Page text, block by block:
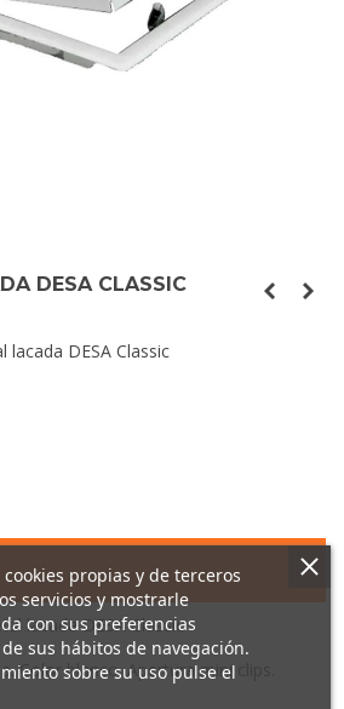
DESA CLASSIC
DESA Classic
lacada DESA Classic
Color blanco. Apertura mini clips.
propias y de terceros
servicios y mostrarle
con sus preferencias
sus hábitos de navegación.
sobre su uso pulse el